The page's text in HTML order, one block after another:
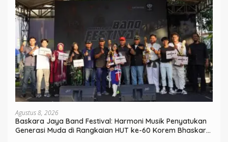
Agustus 8, 2026
Baskara Jaya Band Festival: Harmoni Musik Penyatukan
Generasi Muda di Rangkaian HUT ke-60 Korem Bhaskara